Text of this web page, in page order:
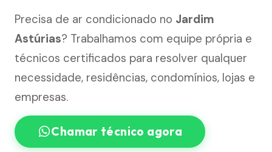
Precisa de ar condicionado no Jardim
Astúrias? Trabalhamos com equipe própria e
técnicos certificados para resolver qualquer
necessidade, residências, condomínios, lojas e
empresas.
Chamar técnico agora